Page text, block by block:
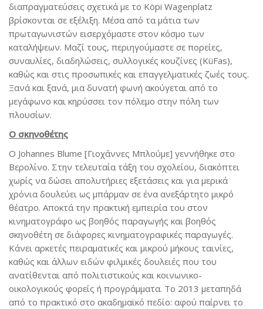
διαπραγματεύσεις σχετικά με το Köpi Wagenplatz
βρίσκονται σε εξέλιξη. Μέσα από τα μάτια των
πρωταγωνιστών εισερχόμαστε στον κόσμο των
καταλήψεων. Μαζί τους, περιηγούμαστε σε πορείες,
συναυλίες, διαδηλώσεις, συλλογικές κουζίνες (KüFas),
καθώς και στις προσωπικές και επαγγελματικές ζωές τους.
Ξανά και ξανά, μια δυνατή φωνή ακούγεται από το
μεγάφωνο και κηρύσσει τον πόλεμο στην πόλη των
πλουσίων.
Ο σκηνοθέτης
Ο Johannes Blume [Γιοχάννες Μπλούμε] γεννήθηκε στο
Βερολίνο. Στην τελευταία τάξη του σχολείου, διακόπτει
χωρίς να δώσει απολυτήριες εξετάσεις και για μερικά
χρόνια δουλεύει ως μπάρμαν σε ένα ανεξάρτητο μικρό
θέατρο. Αποκτά την πρακτική εμπειρία του στον
κινηματογράφο ως βοηθός παραγωγής και βοηθός
σκηνοθέτη σε διάφορες κινηματογραφικές παραγωγές.
Κάνει αρκετές πειραματικές και μικρού μήκους ταινίες,
καθώς και άλλων ειδών φιλμικές δουλειές που του
ανατίθενται από πολιτιστικούς και κοινωνικο-
οικολογικούς φορείς ή προγράμματα. Το 2013 μεταπηδά
από το πρακτικό στο ακαδημαϊκό πεδίο: αφού παίρνει το